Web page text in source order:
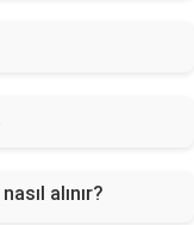
alınır?